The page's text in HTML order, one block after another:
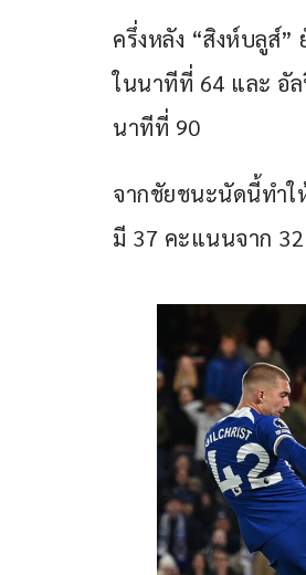
ครึ่งหลัง “สิงห์บลูส์”
ในนาทีที่ 64 และ อั
นาทีที่ 90
จากชัยชนะนัดนี้ทำใ
มี 37 คะแนนจาก